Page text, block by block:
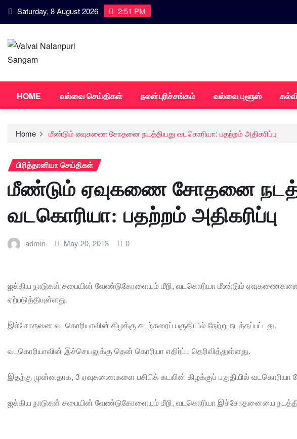
Skip Saturday, 8 August 2026 2:51 PM
HOME வல்வை செய்திகள் நலன்புரிச்சங்கம் வல்வை புளூஸ்
Home மீண்டும் ஏவுகணை சோதனை நடத்தியது வடகொரியா: பதற்றம் அதிகரிப்பு
பிரித்தானியா செய்திகள்
மீண்டும் ஏவுகணை சோதனை
வடகொரியா: பதற்றம் அதிகரிப்பு
admin May 20, 2013 0
ஐக்கிய நாடுகள் சபையின் வேண்டுகோளையும் மீறி, வடகொரியா மீண்டும்
ஏற்படுத்தியுள்ளது.
இச்சோதனை வடகொரியாவின் கிழக்கு கடற்கரைப் பகுதியில் நேற்று நடத்தப்பட்டது.
வடகொரியாவின் இச்செயலுக்கு தென் கொரியா எதிர்ப்பு தெரிவித்துள்ளது.
இதற்கு முன்னதாக, 3 ஏவுகணைகளை பசிபிக் கடலின் கிழக்குப் பகுதியில் வடகொரியா
ஐக்கிய நாடுகள் சபையின் வேண்டுகோளையும் மீறி, வடகொரியா இச்சோதனையை